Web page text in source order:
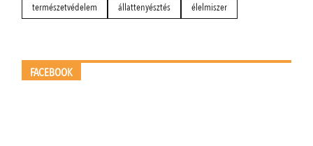
természetvédelem
állattenyésztés élelmiszer
FACEBOOK